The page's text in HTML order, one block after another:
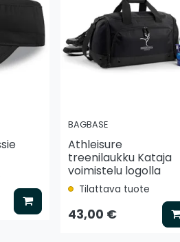
Lisää koriin
BAGBASE
Athleisure
treenilaukku Kataja
voimistelu logolla
Tilattava tuote
43,00 €